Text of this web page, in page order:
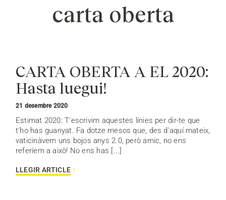
carta oberta
CARTA OBERTA A EL 2020:
Hasta luegui!
21 desembre 2020
Estimat 2020: T'escrivim aquestes línies per dir-te que
t'ho has guanyat. Fa dotze mesos que, des d'aquí mateix,
vaticinàvem uns bojos anys 2.0, però amic, no ens
referíem a això! No ens has [...]
LLEGIR ARTICLE